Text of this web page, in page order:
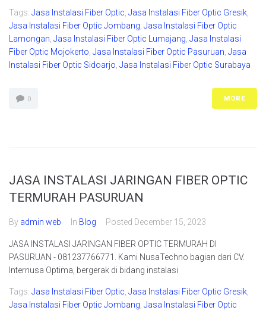
Tags: Jasa Instalasi Fiber Optic Jasa Instalasi Fiber Optic Gresik
Jasa Instalasi Fiber Optic Jombang Jasa Instalasi Fiber Optic
Lamongan Jasa Instalasi Fiber Optic Lumajang Jasa Instalasi
Fiber Optic Mojokerto Jasa Instalasi Fiber Optic Pasuruan Jasa
Instalasi Fiber Optic Sidoarjo Jasa Instalasi Fiber Optic Surabaya
0 MORE
JASA INSTALASI JARINGAN FIBER OPTIC
TERMURAH PASURUAN
By admin web In Blog Posted December 15, 2023
JASA INSTALASI JARINGAN FIBER OPTIC TERMURAH DI
PASURUAN - 081237766771. Kami NusaTechno bagian dari CV.
Internusa Optima, bergerak di bidang instalasi
Tags: Jasa Instalasi Fiber Optic Jasa Instalasi Fiber Optic Gresik
Jasa Instalasi Fiber Optic Jombang Jasa Instalasi Fiber Optic